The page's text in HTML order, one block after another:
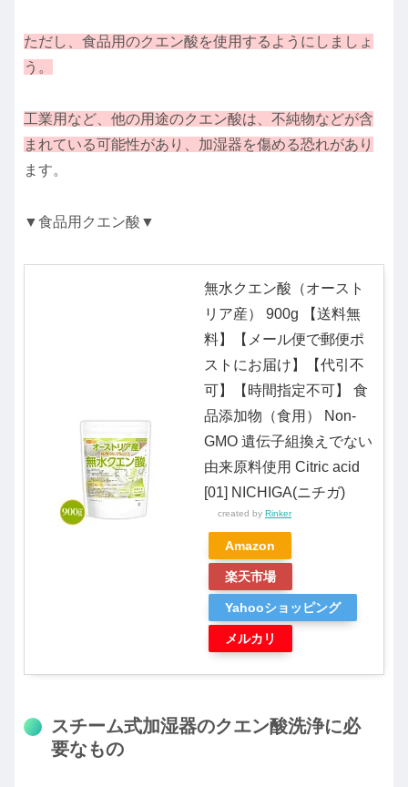
ただし、食品用のクエン酸を使用するようにしましょ
う。
工業用など、他の用途のクエン酸は、不純物などが含
まれている可能性があり、加湿器を傷める恐れがあり
ます。
▼食品用クエン酸▼
無水クエン酸（オースト
リア産） 900g 【送料無
料】【メール便で郵便ポ
ストにお届け】【代引不
可】【時間指定不可】 食
品添加物（食用） Non-
GMO 遺伝子組換えでない
由来原料使用 Citric acid
[01] NICHIGA(ニチガ)
created by Rinker
Amazon
楽天市場
Yahooショッピング
メルカリ
スチーム式加湿器のクエン酸洗浄に必
要なもの